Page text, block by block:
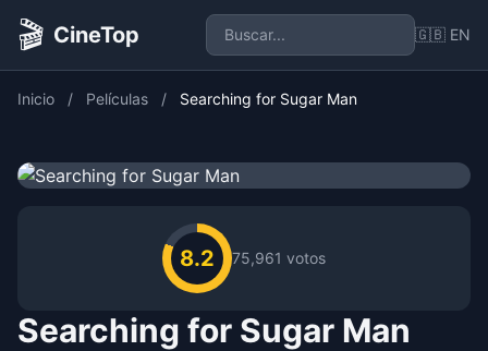
🎬 CineTop 🇬🇧 EN
Inicio / Películas / Searching for Sugar Man
8.2 75,961 votos
Searching for Sugar Man